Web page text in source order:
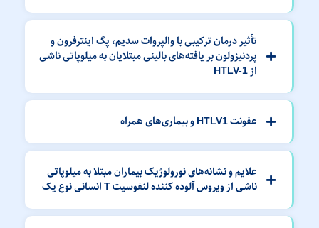
تأثیر درمان ترکیبی با والپروات سدیم، پگ اینترفرون و
پردنیزولون بر یافته‌های بالینی مبتلایان به میلوپاتی ناشی
از HTLV-1
عفونت HTLV1 و بیماری‌های همراه
علایم و نشانه‌های نورولوژیک بیماران مبتلا به میلوپاتی
ناشی از ویروس آلوده کننده لنفوسیت T انسانی نوع یک